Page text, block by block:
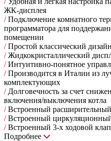
ЖК-дисплея
/Подключение комнатного
программатора для
помещении
/Простой классический дизайн
/Жидкокристаллический
/Интуитивно-понятное
/Производится в Италии из
комплектующих
/Долговечность за счет
включения/выключения котла
/Встроенный
/Встроенный
/Встроенный 3-х ходовой
Подробнее